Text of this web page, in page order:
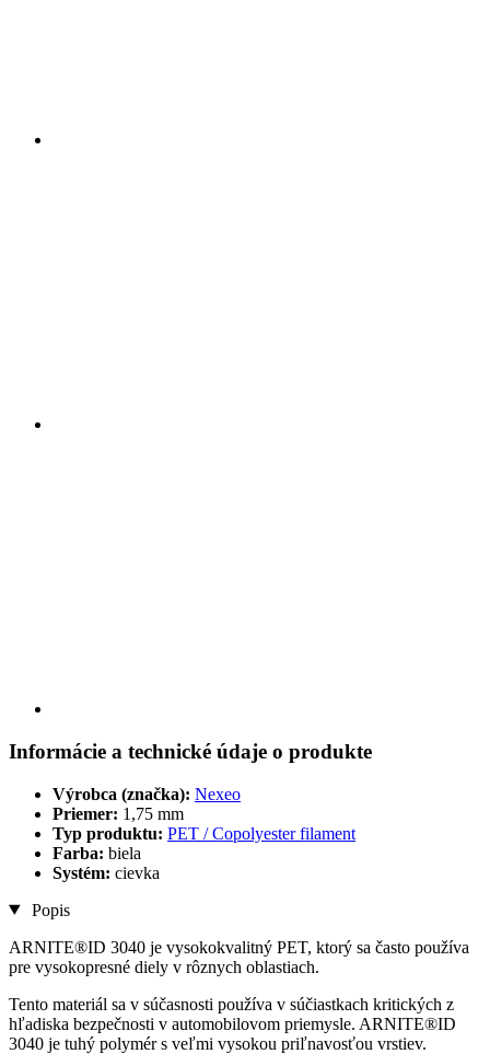
Informácie a technické údaje o produkte
Výrobca (značka): Nexeo
Priemer: 1,75 mm
Typ produktu: PET / Copolyester filament
Farba: biela
Systém: cievka
Popis
ARNITE®ID 3040 je vysokokvalitný PET, ktorý sa často používa
pre vysokopresné diely v rôznych oblastiach.
Tento materiál sa v súčasnosti používa v súčiastkach kritických z
hľadiska bezpečnosti v automobilovom priemysle. ARNITE®ID
3040 je tuhý polymér s veľmi vysokou priľnavosťou vrstiev.